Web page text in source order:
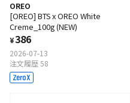
OREO
[OREO] BTS x OREO White
Creme_100g (NEW)
¥386
2026-07-13
注文履歴 58